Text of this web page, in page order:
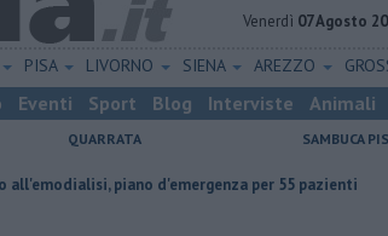
Venerdì 07 Agosto
PISA LIVORNO SIENA AREZZO
Eventi Sport Blog Interviste Animali
QUARRATA SAMBUCA
piano d'emergenza per 55 pazienti Omicidio in